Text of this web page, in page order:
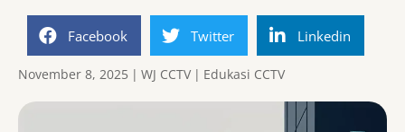
Facebook Twitter Linkedin
November 8, 2025 | WJ CCTV | Edukasi CCTV